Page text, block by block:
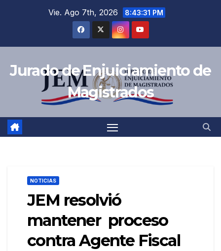
Vie. Ago 7th, 2026 8:43:31 PM
Jurado de Enjuiciamiento de
Magistrados
NOTICIAS
JEM resolvió
mantener proceso
contra Agente Fiscal